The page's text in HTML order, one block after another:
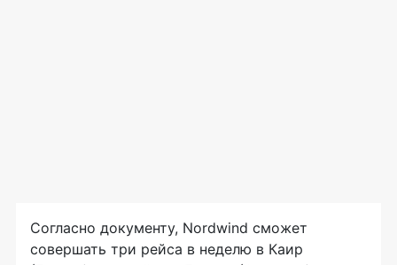
Согласно документу, Nordwind сможет
совершать три рейса в неделю в Каир